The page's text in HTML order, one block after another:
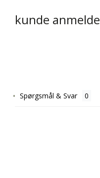
kunde
Spørgsmål & Svar